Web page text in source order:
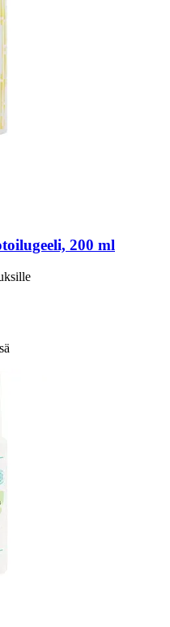
200 ml